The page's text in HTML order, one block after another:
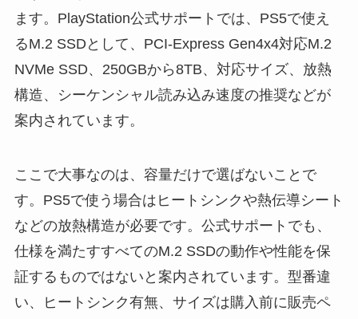
ます。PlayStation公式サポートでは、PS5で使え
るM.2 SSDとして、PCI-Express Gen4x4対応M.2
NVMe SSD、250GBから8TB、対応サイズ、放熱
構造、シーケンシャル読み込み速度の推奨などが
案内されています。
ここで大事なのは、容量だけで選ばないことで
す。PS5で使う場合はヒートシンクや熱伝導シート
などの放熱構造が必要です。公式サポートでも、
仕様を満たすすべてのM.2 SSDの動作や性能を保
証するものではないと案内されています。型番違
い、ヒートシンク有無、サイズは購入前に販売ペ